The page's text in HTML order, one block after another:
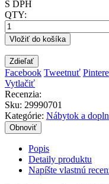
S DPH
QTY:
Vložiť do košíka
Zdieľať
Facebook Tweetnuť
Vytlačiť
Recenzia:
Sku: 29990701
Kategórie: Nábytok a
Popis
Detaily produktu
Napíšte vlastnú